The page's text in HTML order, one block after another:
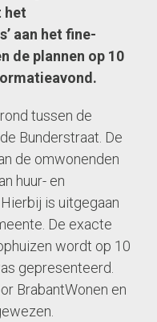
het
aan het fine-
de plannen op 10
tussen de
Bunderstraat. De
de omwonenden
huur- en
is uitgegaan
De exacte
wordt op 10
gepresenteerd.
BrabantWonen en